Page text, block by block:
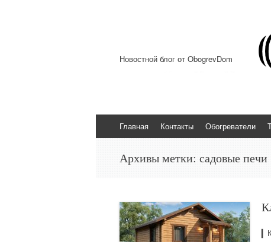
Новостной блог от ObogrevDom
Перейти к содержимому
Главная Контакты Обогреватели
Архивы метки: садовые печи